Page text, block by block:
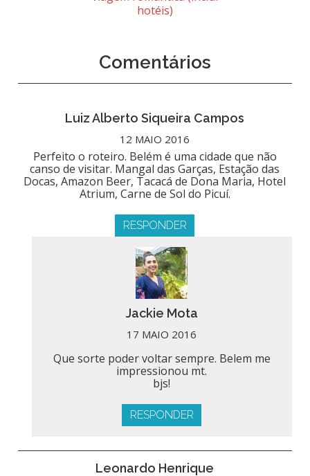
hotéis)
Comentários
Luiz Alberto Siqueira Campos
12 MAIO 2016
Perfeito o roteiro. Belém é uma cidade que não
canso de visitar. Mangal das Garças, Estação das
Docas, Amazon Beer, Tacacá de Dona Maria, Hotel
Atrium, Carne de Sol do Picuí.
RESPONDER
Jackie Mota
17 MAIO 2016
Que sorte poder voltar sempre. Belem me
impressionou mt.
bjs!
RESPONDER
Leonardo Henrique